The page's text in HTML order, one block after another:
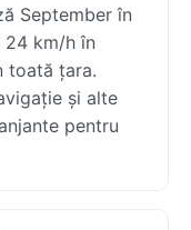
September în
24 km/h în
toată țara.
și alte
pentru